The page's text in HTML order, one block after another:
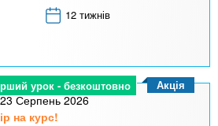
12 тижнів
урок - безкоштовно
23 Серпень 2026
на курс!
Акція